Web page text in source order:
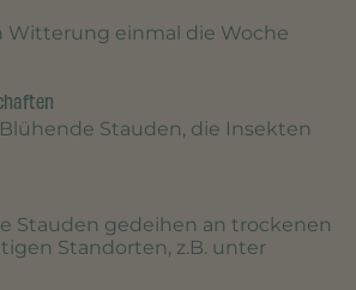
Witterung einmal die Woche
Stauden, die Insekten
Stauden gedeihen an trockenen
Standorten, z.B. unter